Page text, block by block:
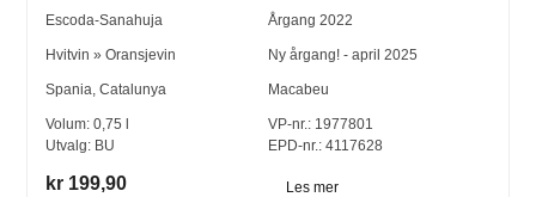
Escoda-Sanahuja Årgang 2022
Hvitvin »Oransjevin Ny årgang! - april 2025
Spania,Catalunya Macabeu
Volum:0,75
Utvalg: BU
VP-nr.: 1977801
EPD-nr.: 4117628
kr 199,90 Les mer